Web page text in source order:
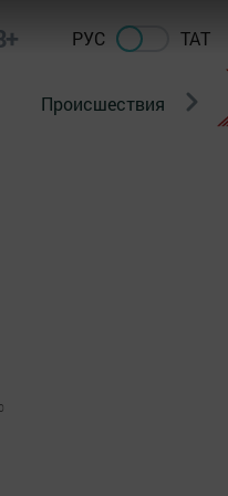
РУС ТАТ
Происшествия